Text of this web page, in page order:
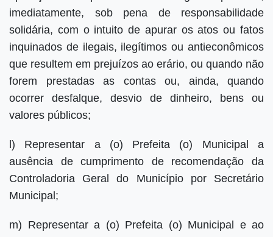
imediatamente, sob pena de responsabilidade
solidária, com o intuito de apurar os atos ou fatos
inquinados de ilegais, ilegítimos ou antieconômicos
que resultem em prejuízos ao erário, ou quando não
forem prestadas as contas ou, ainda, quando
ocorrer desfalque, desvio de dinheiro, bens ou
valores públicos;
l) Representar a (o) Prefeita (o) Municipal a
ausência de cumprimento de recomendação da
Controladoria Geral do Município por Secretário
Municipal;
m) Representar a (o) Prefeita (o) Municipal e ao